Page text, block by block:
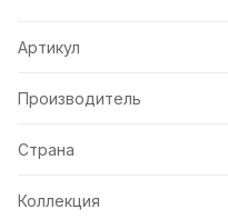
Артикул
Производитель
Страна
Коллекция